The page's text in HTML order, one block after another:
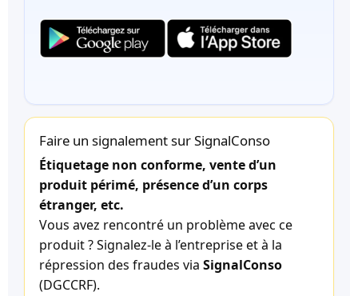
Faire un signalement sur SignalConso
Étiquetage non conforme, vente d’un
produit périmé, présence d’un corps
étranger, etc.
Vous avez rencontré un problème avec ce
produit ? Signalez-le à l’entreprise et à la
répression des fraudes via SignalConso
(DGCCRF).